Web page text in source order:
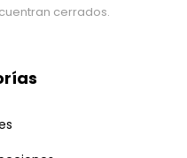
cerrados.